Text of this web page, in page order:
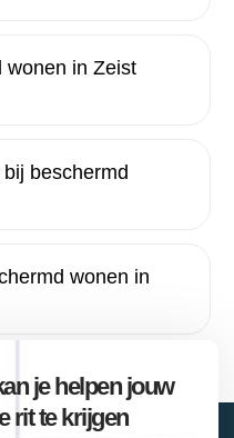
wonen in Zeist
beschermd
wonen in
je helpen jouw
rit te krijgen